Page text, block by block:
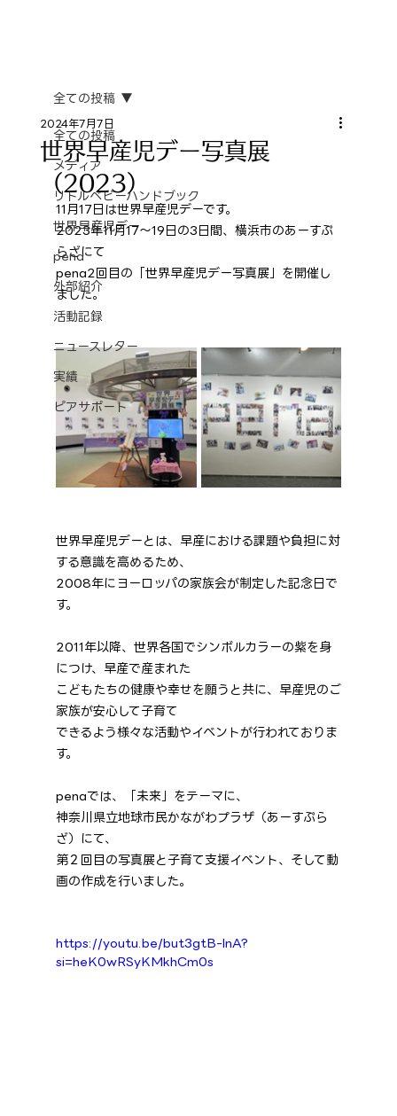
全ての投稿
メディア
リトルベビーハンドブック
世界早産児デー
pena
外部紹介
活動記録
ニュースレター
実績
ピアサポート
全ての投稿
世界早産児デー写真展
（2023）
2024年7月7日
11月17日は世界早産児デーです。
2023年11月17～19日の3日間、横浜市のあーすぷ
らざにて
pena2回目の「世界早産児デー写真展」を開催し
ました。
世界早産児デーとは、早産における課題や負担に対
する意識を高めるため、
2008年にヨーロッパの家族会が制定した記念日で
す。
2011年以降、世界各国でシンボルカラーの紫を身
につけ、早産で産まれた
こどもたちの健康や幸せを願うと共に、早産児のご
家族が安心して子育て
できるよう様々な活動やイベントが行われておりま
す。
penaでは、「未来」をテーマに、
神奈川県立地球市民かながわプラザ（あーすぷら
ざ）にて、
第２回目の写真展と子育て支援イベント、そして動
画の作成を行いました。
https://youtu.be/but3gtB-lnA?
si=heK0wRSyKMkhCm0s